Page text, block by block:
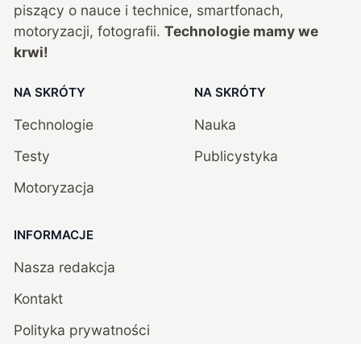
piszący o nauce i technice, smartfonach,
motoryzacji, fotografii. Technologie mamy we
krwi!
NA SKRÓTY
Technologie
Testy
Motoryzacja
NA SKRÓTY
Nauka
Publicystyka
INFORMACJE
Nasza redakcja
Kontakt
Polityka prywatności